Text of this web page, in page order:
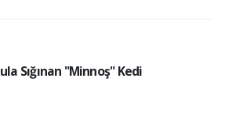
Sığınan "Minnoş" Kedi